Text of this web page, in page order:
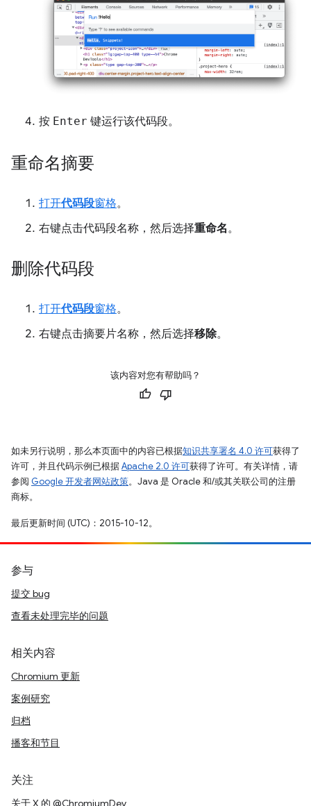
按 Enter 键运行该代码段。
重命名摘要
打开代码段窗格。
右键点击代码段名称，然后选择重命名。
删除代码段
打开代码段窗格。
右键点击摘要片名称，然后选择移除。
该内容对您有帮助吗？
如未另行说明，那么本页面中的内容已根据知识共享署名 4.0 许可获得了
许可，并且代码示例已根据Apache 2.0 许可获得了许可。有关详情，请
参阅 Google 开发者网站政策。Java 是 Oracle 和/或其关联公司的注册
商标。
最后更新时间 (UTC)：2015-10-12。
参与
提交 bug
查看未处理完毕的问题
相关内容
Chromium 更新
案例研究
归档
播客和节目
关注
关于 X 的 @ChromiumDev